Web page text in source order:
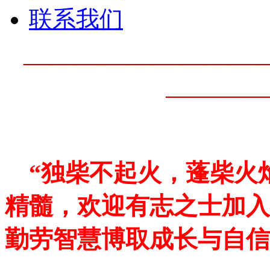
联系我们
——————————古
“独柴不起火，蓬柴火
精髓，欢迎有志之士加
勤劳智慧博取成长与自